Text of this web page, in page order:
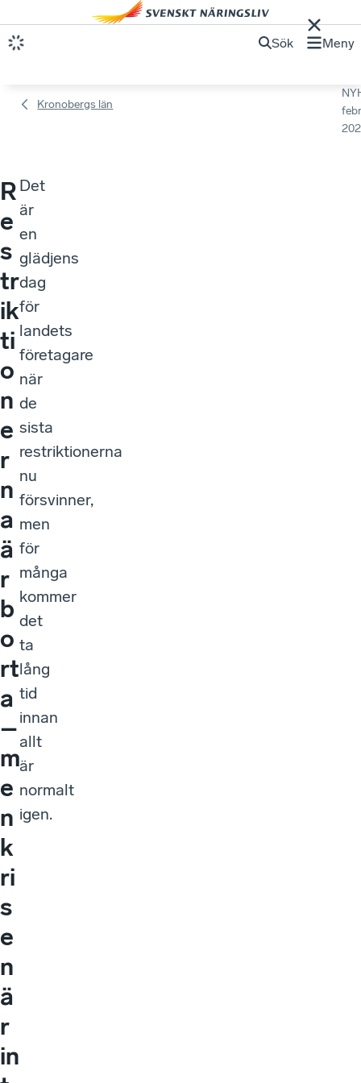
Sök Meny
Kronobergs län
R
e
s
tr
ik
ti
o
n
e
r
n
a
ä
r
b
o
rt
a
–
m
e
n
k
ri
s
e
n
ä
r
in
Det
är
en
glädjens
dag
för
landets
företagare
när
de
sista
restriktionerna
nu
försvinner,
men
för
många
kommer
det
ta
lång
tid
innan
allt
är
normalt
igen.